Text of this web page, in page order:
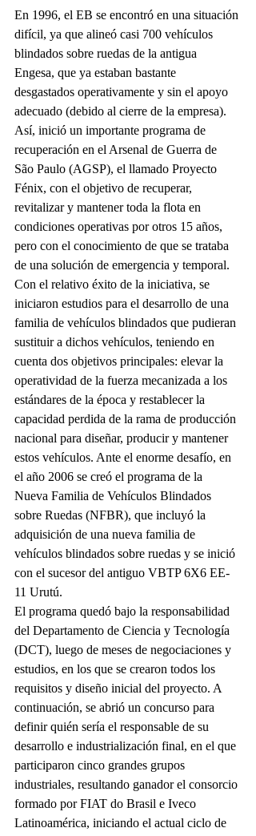
En 1996, el EB se encontró en una situación
difícil, ya que alineó casi 700 vehículos
blindados sobre ruedas de la antigua
Engesa, que ya estaban bastante
desgastados operativamente y sin el apoyo
adecuado (debido al cierre de la empresa).
Así, inició un importante programa de
recuperación en el Arsenal de Guerra de
São Paulo (AGSP), el llamado Proyecto
Fénix, con el objetivo de recuperar,
revitalizar y mantener toda la flota en
condiciones operativas por otros 15 años,
pero con el conocimiento de que se trataba
de una solución de emergencia y temporal.
Con el relativo éxito de la iniciativa, se
iniciaron estudios para el desarrollo de una
familia de vehículos blindados que pudieran
sustituir a dichos vehículos, teniendo en
cuenta dos objetivos principales: elevar la
operatividad de la fuerza mecanizada a los
estándares de la época y restablecer la
capacidad perdida de la rama de producción
nacional para diseñar, producir y mantener
estos vehículos. Ante el enorme desafío, en
el año 2006 se creó el programa de la
Nueva Familia de Vehículos Blindados
sobre Ruedas (NFBR), que incluyó la
adquisición de una nueva familia de
vehículos blindados sobre ruedas y se inició
con el sucesor del antiguo VBTP 6X6 EE-
11 Urutú.
El programa quedó bajo la responsabilidad
del Departamento de Ciencia y Tecnología
(DCT), luego de meses de negociaciones y
estudios, en los que se crearon todos los
requisitos y diseño inicial del proyecto. A
continuación, se abrió un concurso para
definir quién sería el responsable de su
desarrollo e industrialización final, en el que
participaron cinco grandes grupos
industriales, resultando ganador el consorcio
formado por FIAT do Brasil e Iveco
Latinoamérica, iniciando el actual ciclo de